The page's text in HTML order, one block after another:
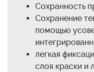
Сохранность
Сохранение
помощью
легкая
слоя краски и